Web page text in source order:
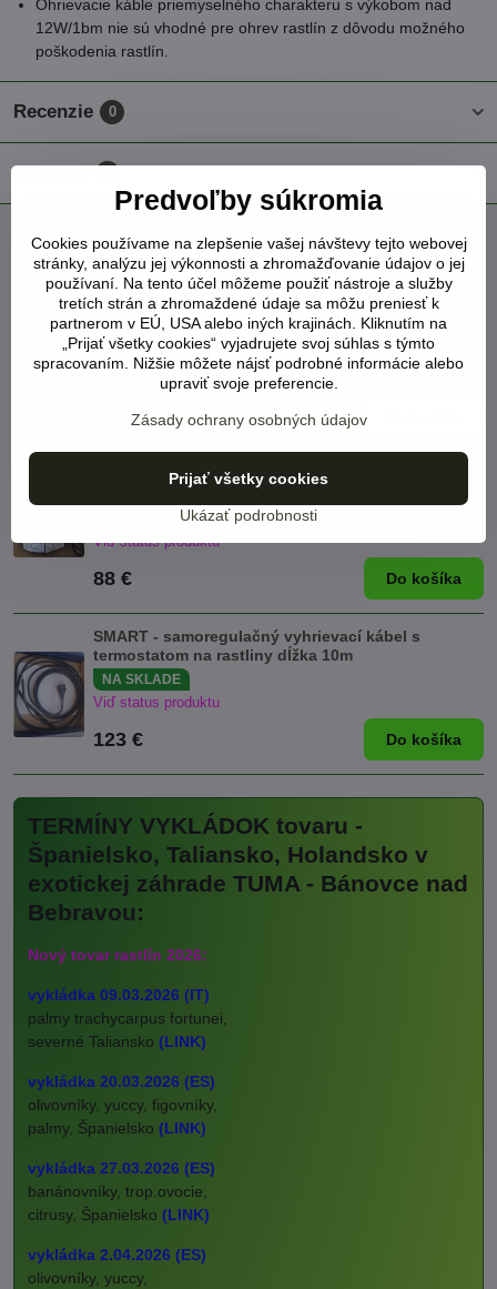
Ohrievacie káble priemyselného charakteru s výkobom nad
12W/1bm nie sú vhodné pre ohrev rastlín z dôvodu možného
poškodenia rastlín.
Recenzie 0
Diskusia
FacebookTwitter BlueskyPinterestReddit LinkedInWhatsApp
E-
mail
Vyhrievací kábel na rastliny dĺžka 30m výkon 6-
10W/1bm
NA SKLADE NOVINKA
Viď status produktu
Vyhrievací kábel na rastliny dĺžka 40m výkon 6-
NOVINKA
Viď status produktu
88 € Do košíka
SMART - samoregulačný vyhrievací kábel s
termostatom na rastliny dĺžka 10m
NA SKLADE
Viď status produktu
123 € Do košíka
TERMÍNY VYKLÁDOK tovaru -
Španielsko, Taliansko, Holandsko v
exotickej záhrade TUMA - Bánovce nad
Bebravou:
Nový tovar rastlín 2026:
vykládka 09.03.2026 (IT)
palmy trachycarpus fortunei,
severné Taliansko (LINK)
vykládka 20.03.2026 (ES)
olivovníky, yuccy, figovníky,
palmy, Španielsko (LINK)
vykládka 27.03.2026 (ES)
banánovníky, trop.ovocie,
citrusy, Španielsko (LINK)
vykládka 2.04.2026 (ES)
olivovníky, yuccy,
Predvoľby súkromia
Cookies používame na zlepšenie vašej návštevy tejto webovej
stránky, analýzu jej výkonnosti a zhromažďovanie údajov o jej
používaní. Na tento účel môžeme použiť nástroje a služby
tretích strán a zhromaždené údaje sa môžu preniesť k
partnerom v EÚ, USA alebo iných krajinách. Kliknutím na
„Prijať všetky cookies“ vyjadrujete svoj súhlas s týmto
spracovaním. Nižšie môžete nájsť podrobné informácie alebo
upraviť svoje preferencie.
Zásady ochrany osobných údajov
Ukázať podrobnosti
Prijať všetky cookies